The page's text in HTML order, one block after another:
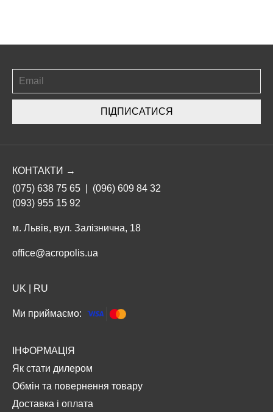
ПІДПИСАТИСЯ
КОНТАКТИ →
(075) 638 75 65
(096) 609 84 32
(093) 955 15 92
м. Львів, вул. Залізнична, 18
office@acropolis.ua
UK RU
Ми приймаємо:
ІНФОРМАЦІЯ
Як стати дилером
Обмін та повернення товару
Доставка і оплата